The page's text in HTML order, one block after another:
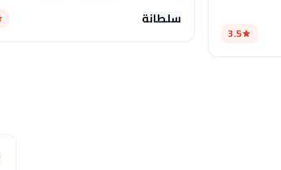
3.5
سلطانة